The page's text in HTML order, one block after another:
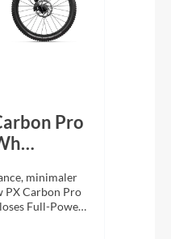
Pro
minimaler
PX Carbon Pro
Full-Power